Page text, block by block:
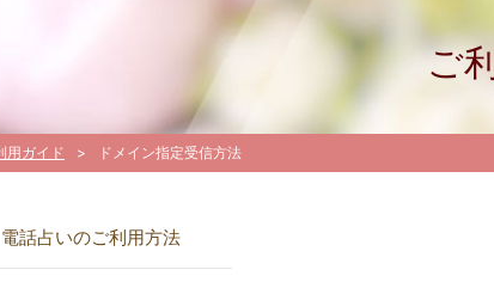
ご
用ガイド ドメイン指定受信方法
電話占いのご利用方法